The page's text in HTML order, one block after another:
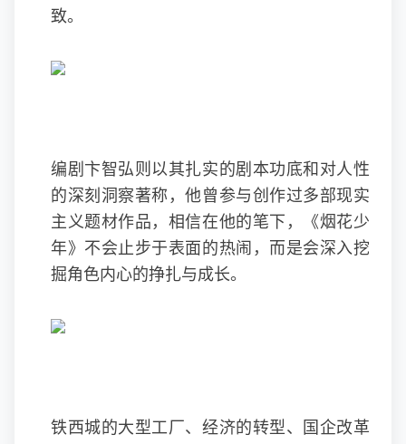
致。
编剧卞智弘则以其扎实的剧本功底和对人性
的深刻洞察著称，他曾参与创作过多部现实
主义题材作品，相信在他的笔下，《烟花少
年》不会止步于表面的热闹，而是会深入挖
掘角色内心的挣扎与成长。
铁西城的大型工厂、经济的转型、国企改革